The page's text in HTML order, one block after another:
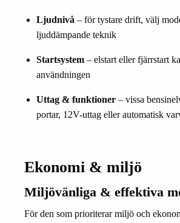
Ljudnivå – för tystare drift, välj
ljuddämpande teknik
Startsystem – elstart eller fjärrstart
användningen
Uttag & funktioner – vissa
portar, 12V-uttag eller automatisk
Ekonomi & miljö
Miljövänliga & effektiva
För den som prioriterar miljö och